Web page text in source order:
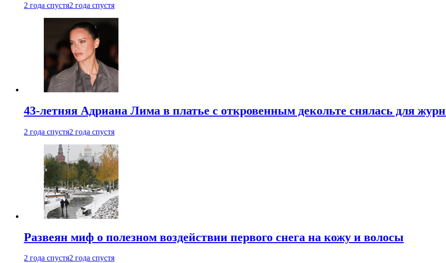
2 года спустя2 года спустя
43-летняя Адриана Лима в платье с откровенным декольте снялась для
2 года спустя2 года спустя
Развеян миф о полезном воздействии первого снега на кожу и волосы
2 года спустя2 года спустя